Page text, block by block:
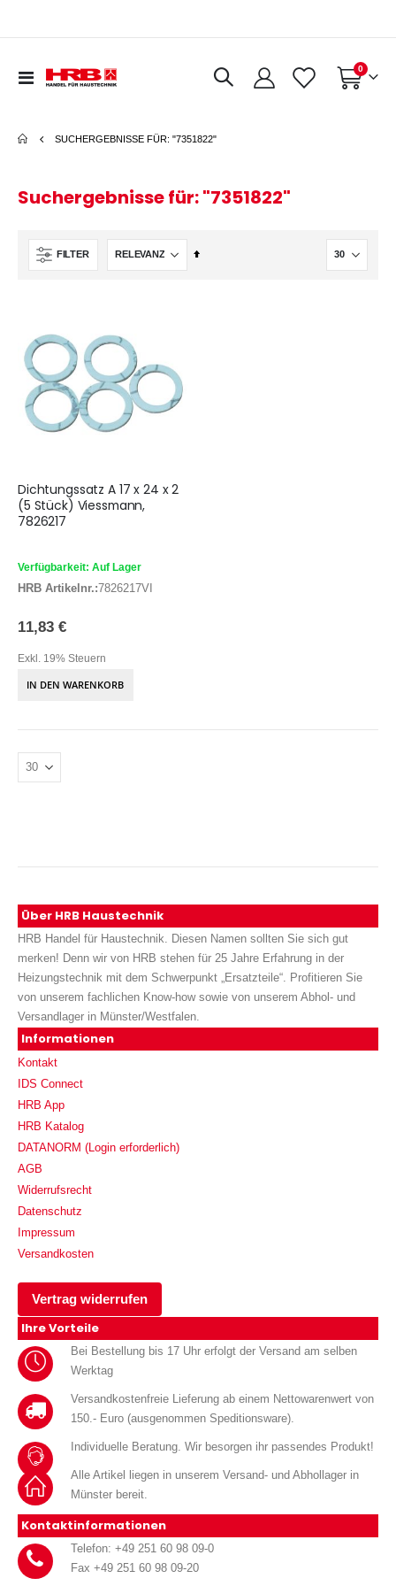
Navigation
Warenkorb
0Artikel
SUCHERGEBNISSE FÜR: "7351822"
Suchergebnisse für: "7351822"
FILTER
In
Dichtungssatz A 17 x 24 x 2
(5 Stück) Viessmann,
7826217
Verfügbarkeit: Auf Lager
HRB Artikelnr.:7826217VI
11,83 €
Exkl. 19% Steuern
IN DEN WARENKORB
Über HRB Haustechnik
HRB Handel für Haustechnik. Diesen Namen sollten Sie sich gut
merken! Denn wir von HRB stehen für 25 Jahre Erfahrung in der
Heizungstechnik mit dem Schwerpunkt „Ersatzteile“. Profitieren Sie
von unserem fachlichen Know-how sowie von unserem Abhol- und
Versandlager in Münster/Westfalen.
Informationen
Kontakt
IDS Connect
HRB App
HRB Katalog
DATANORM (Login erforderlich)
AGB
Widerrufsrecht
Datenschutz
Impressum
Versandkosten
Vertrag widerrufen
Ihre Vorteile
Bei Bestellung bis 17 Uhr erfolgt der Versand am selben
Werktag
Versandkostenfreie Lieferung ab einem Nettowarenwert von
150.- Euro (ausgenommen Speditionsware).
Individuelle Beratung. Wir besorgen ihr passendes Produkt!
Alle Artikel liegen in unserem Versand- und Abhollager in
Münster bereit.
Kontaktinformationen
Telefon: +49 251 60 98 09-0
Fax +49 251 60 98 09-20